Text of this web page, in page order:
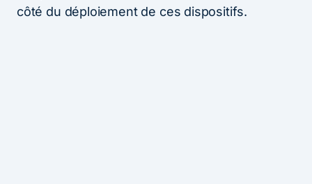
côté du déploiement de ces dispositifs.